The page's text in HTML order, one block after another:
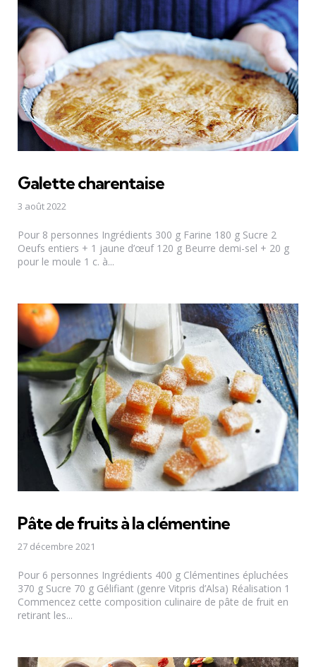
Galette charentaise
3 août 2022
Pour 8 personnes Ingrédients 300 g Farine 180 g Sucre 2
Oeufs entiers + 1 jaune d’œuf 120 g Beurre demi-sel + 20 g
pour le moule 1 c. à...
Pâte de fruits à la clémentine
27 décembre 2021
Pour 6 personnes Ingrédients 400 g Clémentines épluchées
370 g Sucre 70 g Gélifiant (genre Vitpris d’Alsa) Réalisation 1
Commencez cette composition culinaire de pâte de fruit en
retirant les...